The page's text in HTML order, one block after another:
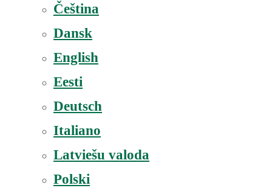
Čeština
Dansk
English
Eesti
Deutsch
Italiano
Latviešu valoda
Polski